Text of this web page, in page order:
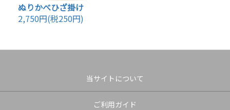
ぬりかべひざ掛け
2,750円(税250円)
当サイトについて
ご利用ガイド